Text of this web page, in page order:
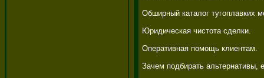
Обширный каталог тугоплавких
Юридическая чистота сделки.
Оперативная помощь клиентам.
Зачем подбирать альтернативы,